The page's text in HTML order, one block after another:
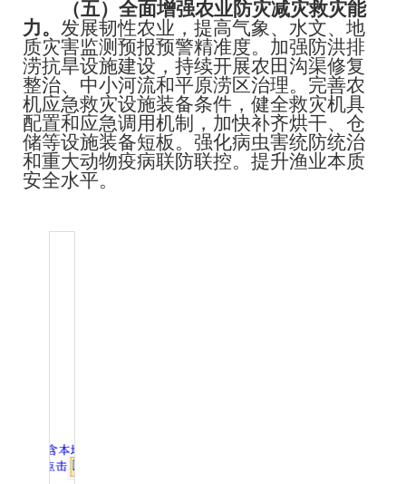
（五）全面增强农业防灾减灾救灾能
力。 发展韧性农业，提高气象、水文、地
质灾害监测预报预警精准度。加强防洪排
涝抗旱设施建设，持续开展农田沟渠修复
整治、中小河流和平原涝区治理。完善农
机应急救灾设施装备条件，健全救灾机具
配置和应急调用机制，加快补齐烘干、仓
储等设施装备短板。强化病虫害统防统治
和重大动物疫病联防联控。提升渔业本质
安全水平。